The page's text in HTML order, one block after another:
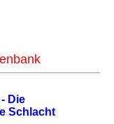
Die
Schlacht